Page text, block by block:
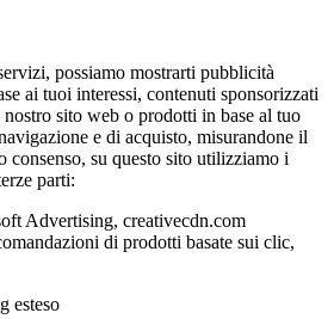
possiamo mostrarti pubblicità
ai tuoi interessi, contenuti sponsorizzati
sito web o prodotti in base al tuo
e di acquisto, misurandone il
consenso, su questo sito utilizziamo i
parti:
Advertising, creativecdn.com
di prodotti basate sui clic,
esteso